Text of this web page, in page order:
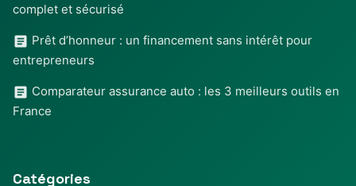
complet et sécurisé
Prêt d’honneur : un financement sans intérêt pour
entrepreneurs
Comparateur assurance auto : les 3 meilleurs outils en
France
Catégories